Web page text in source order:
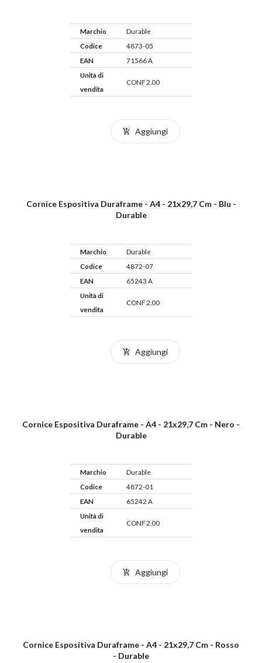
Marchio
Durable
Codice
4873-05
EAN
71566 A
Unità di
vendita
CONF 2.00
Aggiungi
Cornice Espositiva Duraframe - A4 - 21x29,7 Cm - Blu -
Durable
Marchio
Durable
Codice
4872-07
EAN
65243 A
Unità di
vendita
CONF 2.00
Aggiungi
Cornice Espositiva Duraframe - A4 - 21x29,7 Cm - Nero -
Durable
Marchio
Durable
Codice
4872-01
EAN
65242 A
Unità di
vendita
CONF 2.00
Aggiungi
Cornice Espositiva Duraframe - A4 - 21x29,7 Cm - Rosso
- Durable